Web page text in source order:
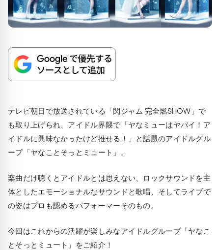
テレビ朝日で放送されている「関ジャム 完全燃SHOW」で
も取り上げられ、アイドル界隈で「ヤなミューはヤバイ！ア
イドルに興味なかったけど推せる！」と話題のアイドルグル
ープ「ヤなことそっとミュート」。
楽曲だけ聴くとアイドルとは思えない、ロックサウンドを主
体としたエモーショナルなサウンドと歌唱、そしてライブで
の姿はプロも認めるパフォーマーそのもの。
今回はこれからの活躍が楽しみなアイドルグループ「ヤなこ
とそっとミュート」をご紹介！